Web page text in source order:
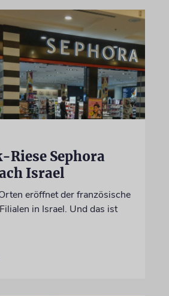
Sephora
Israel
eröffnet der französische
in Israel. Und das ist